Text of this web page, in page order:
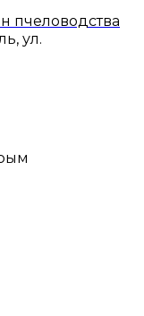
пчеловодства
ул.